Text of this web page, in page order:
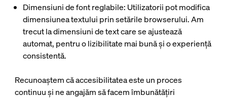
Dimensiuni de font reglabile: Utilizatorii pot modifica
dimensiunea textului prin setările browserului. Am
trecut la dimensiuni de text care se ajustează
automat, pentru o lizibilitate mai bună și o experiență
consistentă.
Recunoaștem că accesibilitatea este un proces
continuu și ne angajăm să facem îmbunătățiri